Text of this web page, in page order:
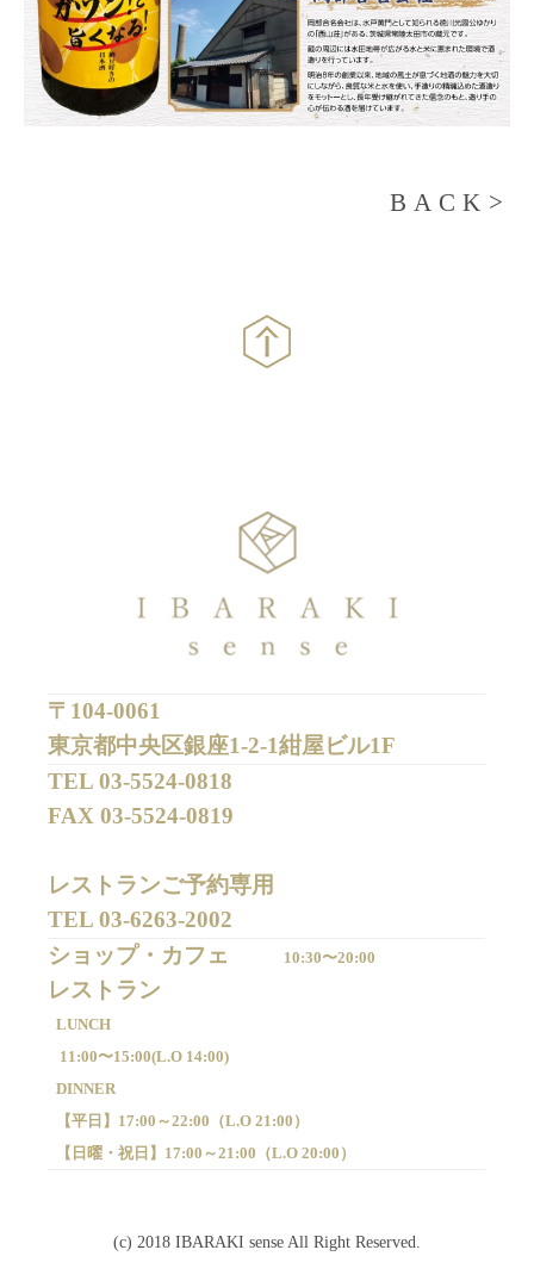
BACK>
〒104-0061
東京都中央区銀座1-2-1紺屋ビル1F
TEL 03-5524-0818
FAX 03-5524-0819
レストランご予約専用
TEL 03-6263-2002
ショップ・カフェ
10:30〜20:00
LUNCH
11:00〜15:00(L.O 14:00)
DINNER
【平日】 17:00～22:00（L.O 21:00）
【日曜・祝日】 17:00～21:00（L.O 20:00）
(c) 2018 IBARAKI sense All Right Reserved.